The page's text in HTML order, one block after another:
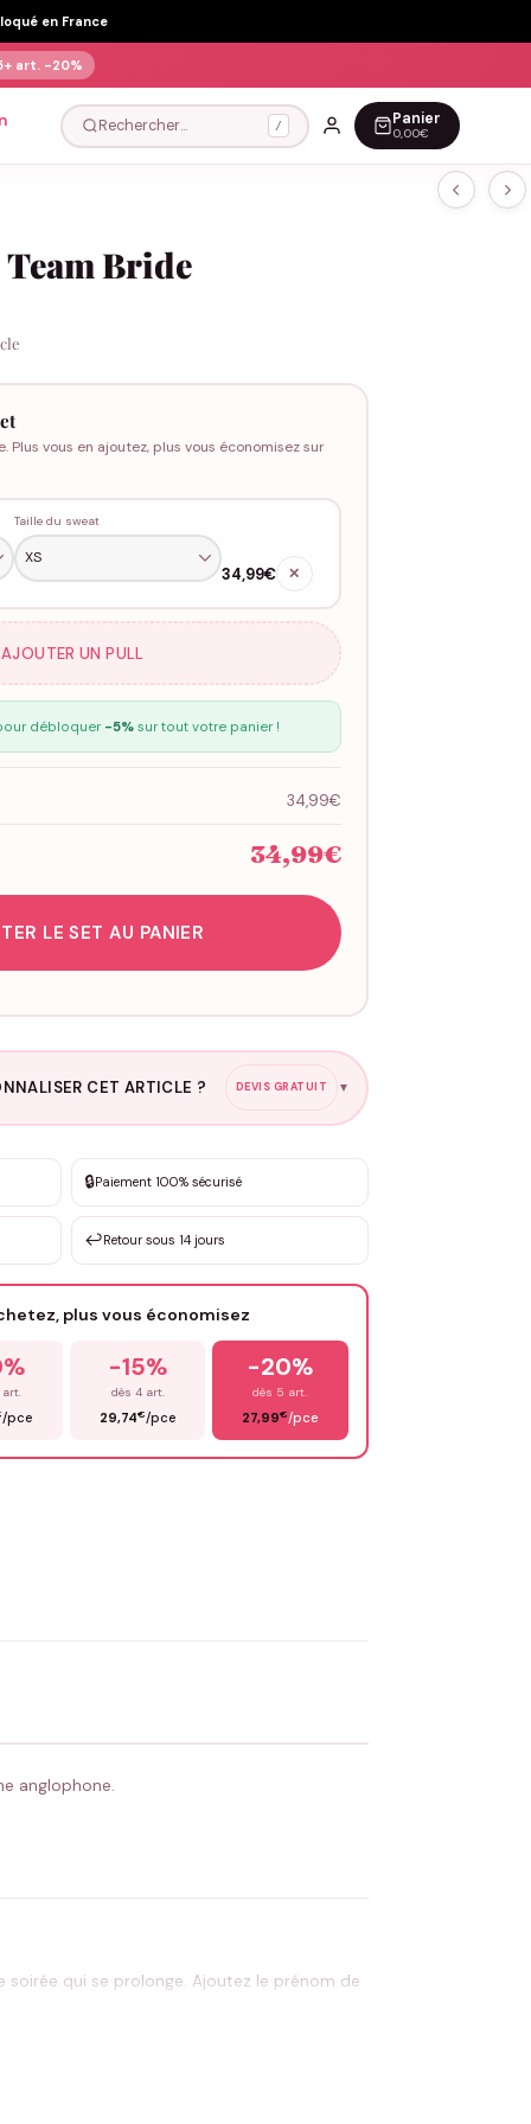
en France
art. -20%
Rechercher… / Panier
0,00€
Team Bride
vous en ajoutez, plus vous économisez sur
Taille du sweat
34,99€ ✕
UN PULL
débloquer -5%sur tout votre panier !
34,99€
34,99€
LE SET AU PANIER
CET ARTICLE ? DEVIS GRATUIT ▼
de 3 à 10€ selon la demande
🔒Paiement 100% sécurisé
↩️Retour sous 14 jours
plus vous économisez
art.
/pce
-15%
dès 4 art.
29,74€/pce
-20%
dès 5 art.
27,99€/pce
anglophone.
soirée qui se prolonge. Ajoutez le prénom de